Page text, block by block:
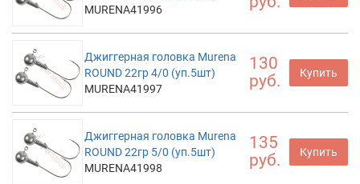
MURENA41996
Джиггерная головка Murena
ROUND 22гр 4/0 (уп.5шт)
MURENA41997
130
руб.
Купить
Джиггерная головка Murena
ROUND 22гр 5/0 (уп.5шт)
MURENA41998
135
руб.
Купить